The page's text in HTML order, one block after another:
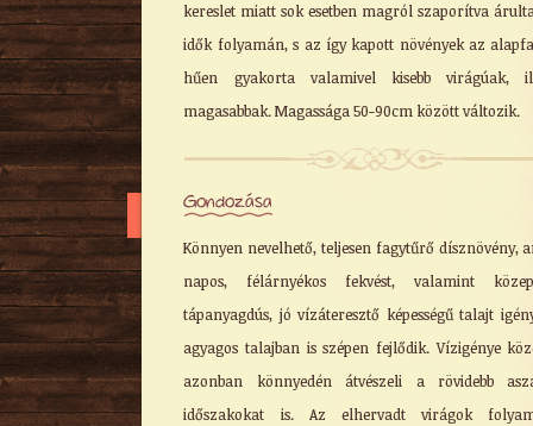
kereslet miatt sok esetben magról szaporítva
idők folyamán, s az így kapott növények az
hűen gyakorta valamivel kisebb virágúak,
magasabbak. Magassága 50-90cm között változik.
Gondozása
Könnyen nevelhető, teljesen fagytűrő dísznövény,
napos, félárnyékos fekvést, valamint
tápanyagdús, jó vízáteresztő képességű talajt
agyagos talajban is szépen fejlődik. Vízigénye
azonban könnyedén átvészeli a rövidebb
időszakokat is. Az elhervadt virágok